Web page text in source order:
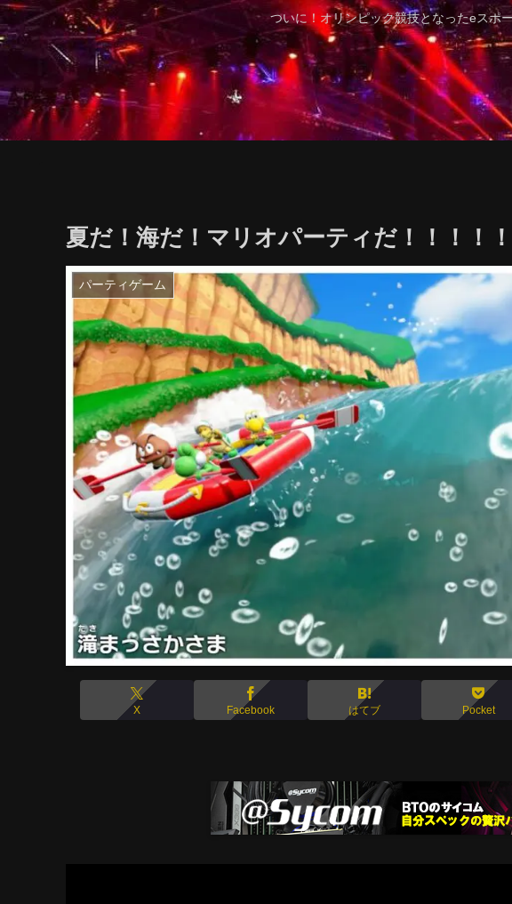
ついに！オリンピック競技となったeスポ
夏だ！海だ！マリオパーティだ！！！！！
パーティゲーム
X Facebook はてブ Pocket